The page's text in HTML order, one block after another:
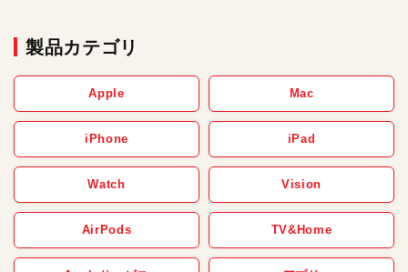
製品カテゴリ
Apple Mac
iPhone iPad
Watch Vision
AirPods TV&Home